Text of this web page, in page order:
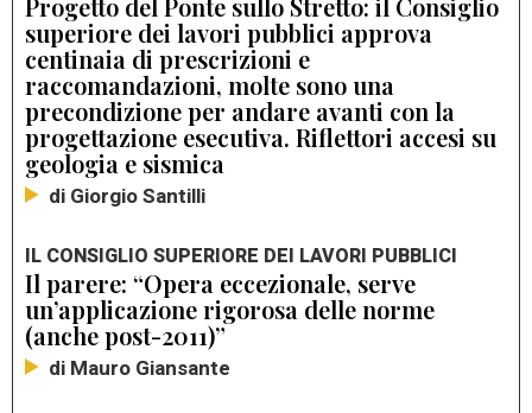
Progetto del Ponte sullo Stretto: il Consiglio
superiore dei lavori pubblici approva
centinaia di prescrizioni e
raccomandazioni, molte sono una
precondizione per andare avanti con la
progettazione esecutiva. Riflettori accesi su
geologia e sismica
di Giorgio Santilli
IL CONSIGLIO SUPERIORE DEI LAVORI PUBBLICI
Il parere: “Opera eccezionale, serve
un’applicazione rigorosa delle norme
(anche post-2011)”
di Mauro Giansante